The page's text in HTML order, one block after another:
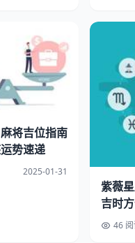
东
午6点至7点
将吉位指南
运势速递
2025-01-31
紫薇
吉时
46